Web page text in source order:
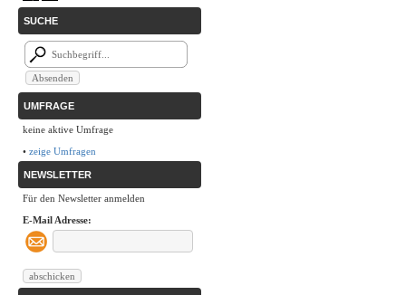
SUCHE
UMFRAGE
keine aktive Umfrage
• zeige Umfragen
NEWSLETTER
Für den Newsletter anmelden
E-Mail Adresse: